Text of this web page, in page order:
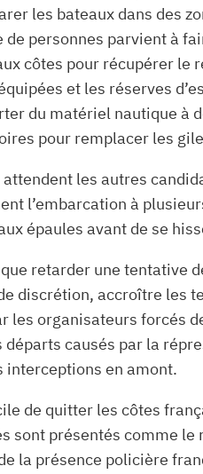
les bateaux dans des
personnes parvient à
côtes pour récupérer
et les réserves
du matériel nautique à
pour remplacer les
les autres
l’embarcation à
épaules avant de se
retarder une
discrétion, accroître
les organisateurs forcés
causés par la
interceptions en amont.
de quitter les côtes
sont présentés comme
la présence policière